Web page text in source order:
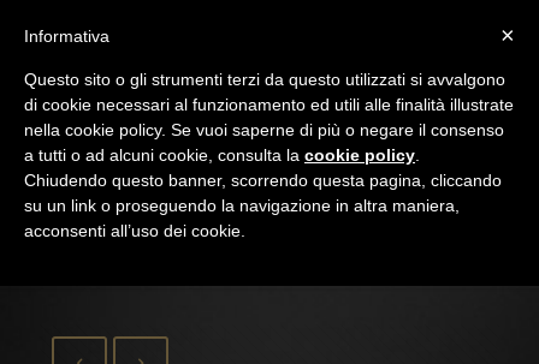
×
Informativa
Questo sito o gli strumenti terzi da questo utilizzati si avvalgono
di cookie necessari al funzionamento ed utili alle finalità illustrate
nella cookie policy. Se vuoi saperne di più o negare il consenso
a tutti o ad alcuni cookie, consulta la cookie policy
Chiudendo questo banner, scorrendo questa pagina, cliccando
su un link o proseguendo la navigazione in altra maniera,
acconsenti all’uso dei cookie.